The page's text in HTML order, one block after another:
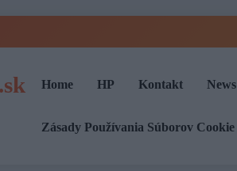
Home HP Kontakt News
Zásady Používania Súborov Cookie